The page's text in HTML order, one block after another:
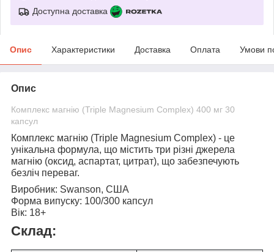
Доступна доставка
Опис Характеристики Доставка Оплата Умови
Опис
Комплекс магнію (Triple Magnesium Complex) 400 мг 30
капсул
Комплекс магнію (Triple Magnesium Complex) - це
унікальна формула, що містить три різні джерела
магнію (оксид, аспартат, цитрат), що забезпечують
безліч переваг.
Виробник: Swanson, США
Форма випуску: 100/300 капсул
Вік: 18+
Склад: